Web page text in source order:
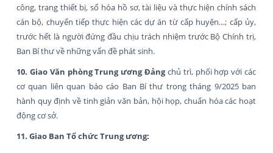
công, trang thiết bị, số hóa hồ sơ, tài liệu và thực hiện chính sách
cán bộ, chuyển tiếp thực hiện các dự án từ cấp huyện…; cấp ủy,
trước hết là người đứng đầu chịu trách nhiệm trước Bộ Chính trị,
Ban Bí thư về những vấn đề phát sinh.
10. Giao Văn phòng Trung ương Đảngchủ trì, phối hợp với các
cơ quan liên quan báo cáo Ban Bí thư trong tháng 9/2025 ban
hành quy định về tinh giản văn bản, hội họp, chuẩn hóa các hoạt
động cơ sở.
11. Giao Ban Tổ chức Trung ương: